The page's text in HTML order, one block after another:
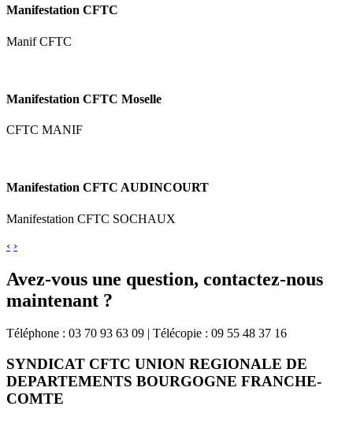
Manifestation CFTC
Manif CFTC
Manifestation CFTC Moselle
CFTC MANIF
Manifestation CFTC AUDINCOURT
Manifestation CFTC SOCHAUX
‹ ›
Avez-vous une question, contactez-nous
maintenant ?
Téléphone : 03 70 93 63 09 | Télécopie : 09 55 48 37 16
SYNDICAT CFTC UNION REGIONALE DE
DEPARTEMENTS BOURGOGNE FRANCHE-
COMTE